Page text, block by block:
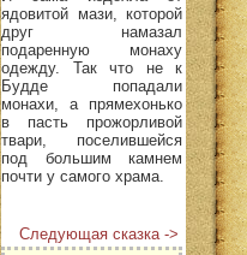
ядовитой мази, которой
друг намазал
подаренную монаху
одежду. Так что не к
Будде попадали
монахи, а прямехонько
в пасть прожорливой
твари, поселившейся
под большим камнем
почти у самого храма.
Следующая сказка ->